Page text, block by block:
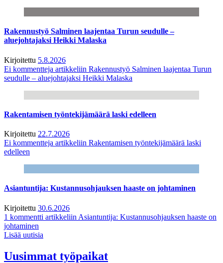
Rakennustyö Salminen laajentaa Turun seudulle –
aluejohtajaksi Heikki Malaska
Kirjoitettu 5.8.2026
Ei kommentteja artikkeliin Rakennustyö Salminen laajentaa Turun
seudulle – aluejohtajaksi Heikki Malaska
Rakentamisen työntekijämäärä laski edelleen
Kirjoitettu 22.7.2026
Ei kommentteja artikkeliin Rakentamisen työntekijämäärä laski
edelleen
Asiantuntija: Kustannusohjauksen haaste on johtaminen
Kirjoitettu 30.6.2026
1 kommentti artikkeliin Asiantuntija: Kustannusohjauksen haaste on
johtaminen
Lisää uutisia
Uusimmat työpaikat